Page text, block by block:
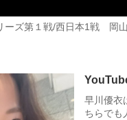
ーズ第１戦/西日本1戦 岡
早川優衣
ちらでも